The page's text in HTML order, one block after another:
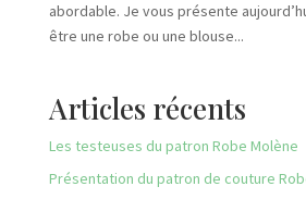
abordable. Je vous présente
être une robe ou une blouse...
Articles récents
Les testeuses du patron Robe Molène
Présentation du patron de couture